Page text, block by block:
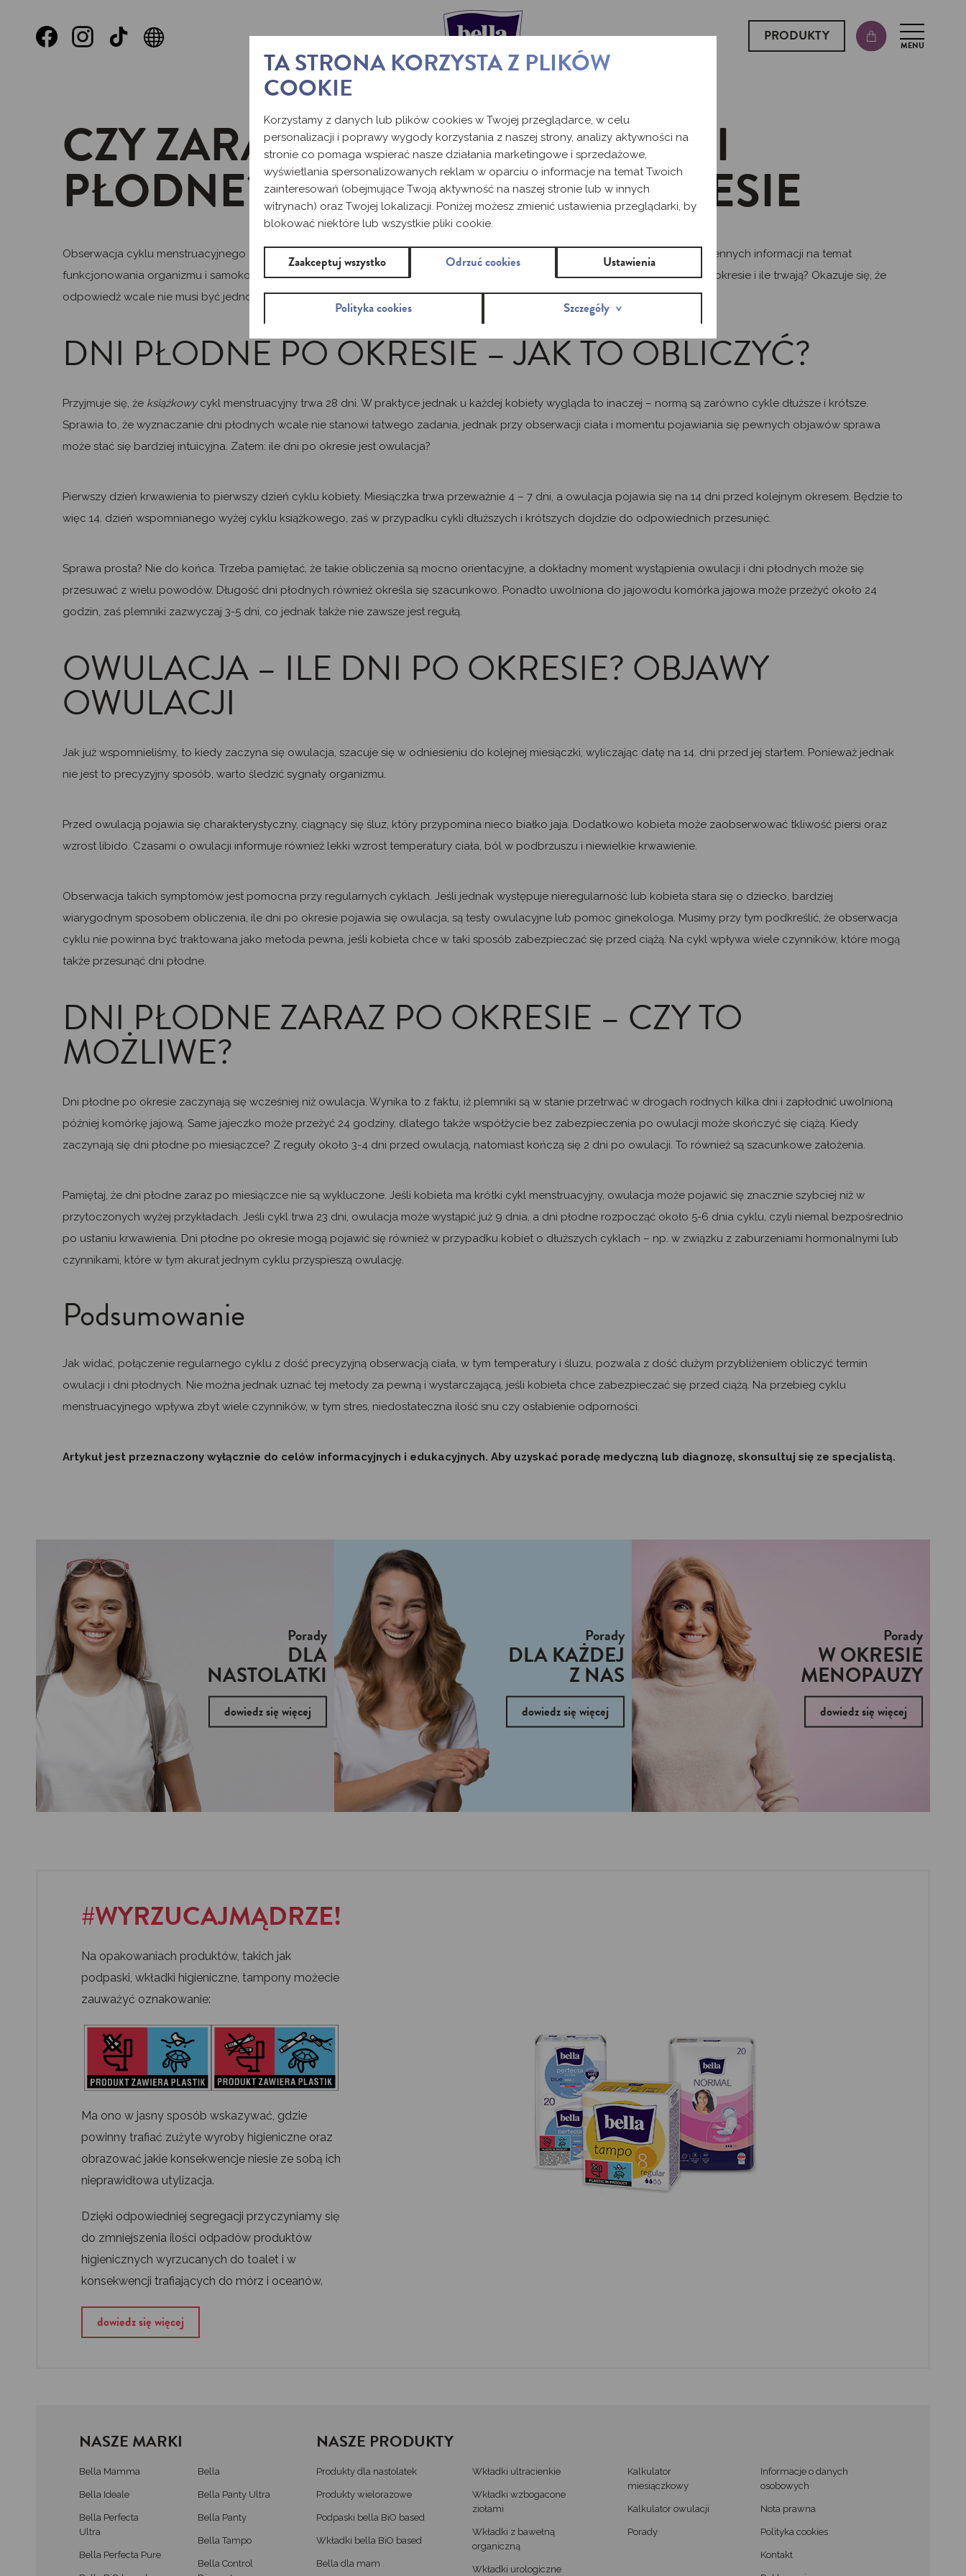
PRODUKTY
MENU
CZY ZARAZ PO OKRESIE SĄ DNI
PŁODNE? OWULACJA PO OKRESIE
Obserwacja cyklu menstruacyjnego okazuje się pomocna nie tylko przy planowaniu ciąży. Stanowi również sposób uzyskania cennych informacji na temat
funkcjonowania organizmu i samokontroli zdrowia. Jedną z kluczowych kwestii jest ustalenie, kiedy pojawiają się dni płodne po okresie i ile trwają? Okazuje się, że
odpowiedź wcale nie musi być jednoznaczna.
DNI PŁODNE PO OKRESIE – JAK TO OBLICZYĆ?
Przyjmuje się, że książkowycykl menstruacyjny trwa 28 dni. W praktyce jednak u każdej kobiety wygląda to inaczej – normą są zarówno cykle dłuższe i krótsze.
Sprawia to, że wyznaczanie dni płodnych wcale nie stanowi łatwego zadania, jednak przy obserwacji ciała i momentu pojawiania się pewnych objawów sprawa
może stać się bardziej intuicyjna. Zatem: ile dni po okresie jest owulacja?
Pierwszy dzień krwawienia to pierwszy dzień cyklu kobiety. Miesiączka trwa przeważnie 4 – 7 dni, a owulacja pojawia się na 14 dni przed kolejnym okresem. Będzie to
więc 14. dzień wspomnianego wyżej cyklu książkowego, zaś w przypadku cykli dłuższych i krótszych dojdzie do odpowiednich przesunięć.
Sprawa prosta? Nie do końca. Trzeba pamiętać, że takie obliczenia są mocno orientacyjne, a dokładny moment wystąpienia owulacji i dni płodnych może się
przesuwać z wielu powodów. Długość dni płodnych również określa się szacunkowo. Ponadto uwolniona do jajowodu komórka jajowa może przeżyć około 24
godzin, zaś plemniki zazwyczaj 3-5 dni, co jednak także nie zawsze jest regułą.
OWULACJA – ILE DNI PO OKRESIE? OBJAWY
OWULACJI
Jak już wspomnieliśmy, to kiedy zaczyna się owulacja, szacuje się w odniesieniu do kolejnej miesiączki, wyliczając datę na 14. dni przed jej startem. Ponieważ jednak
nie jest to precyzyjny sposób, warto śledzić sygnały organizmu.
Przed owulacją pojawia się charakterystyczny, ciągnący się śluz, który przypomina nieco białko jaja. Dodatkowo kobieta może zaobserwować tkliwość piersi oraz
wzrost libido. Czasami o owulacji informuje również lekki wzrost temperatury ciała, ból w podbrzuszu i niewielkie krwawienie.
Obserwacja takich symptomów jest pomocna przy regularnych cyklach. Jeśli jednak występuje nieregularność lub kobieta stara się o dziecko, bardziej
wiarygodnym sposobem obliczenia, ile dni po okresie pojawia się owulacja, są testy owulacyjne lub pomoc ginekologa. Musimy przy tym podkreślić, że obserwacja
cyklu nie powinna być traktowana jako metoda pewna, jeśli kobieta chce w taki sposób zabezpieczać się przed ciążą. Na cykl wpływa wiele czynników, które mogą
także przesunąć dni płodne.
DNI PŁODNE ZARAZ PO OKRESIE – CZY TO
MOŻLIWE?
Dni płodne po okresie zaczynają się wcześniej niż owulacja. Wynika to z faktu, iż plemniki są w stanie przetrwać w drogach rodnych kilka dni i zapłodnić uwolnioną
później komórkę jajową. Same jajeczko może przeżyć 24 godziny, dlatego także współżycie bez zabezpieczenia po owulacji może skończyć się ciążą. Kiedy
zaczynają się dni płodne po miesiączce? Z reguły około 3-4 dni przed owulacją, natomiast kończą się 2 dni po owulacji. To również są szacunkowe założenia.
Pamiętaj, że dni płodne zaraz po miesiączce nie są wykluczone. Jeśli kobieta ma krótki cykl menstruacyjny, owulacja może pojawić się znacznie szybciej niż w
przytoczonych wyżej przykładach. Jeśli cykl trwa 23 dni, owulacja może wystąpić już 9 dnia, a dni płodne rozpocząć około 5-6 dnia cyklu, czyli niemal bezpośrednio
po ustaniu krwawienia. Dni płodne po okresie mogą pojawić się również w przypadku kobiet o dłuższych cyklach – np. w związku z zaburzeniami hormonalnymi lub
czynnikami, które w tym akurat jednym cyklu przyspieszą owulację.
Podsumowanie
Jak widać, połączenie regularnego cyklu z dość precyzyjną obserwacją ciała, w tym temperatury i śluzu, pozwala z dość dużym przybliżeniem obliczyć termin
owulacji i dni płodnych. Nie można jednak uznać tej metody za pewną i wystarczającą, jeśli kobieta chce zabezpieczać się przed ciążą. Na przebieg cyklu
menstruacyjnego wpływa zbyt wiele czynników, w tym stres, niedostateczna ilość snu czy osłabienie odporności.
Artykuł jest przeznaczony wyłącznie do celów informacyjnych i edukacyjnych. Aby uzyskać poradę medyczną lub diagnozę, skonsultuj się ze specjalistą.
Porady
DLA
NASTOLATKI
dowiedz się więcej
Porady
DLA KAŻDEJ
Z NAS
dowiedz się więcej
Porady
W OKRESIE
MENOPAUZY
dowiedz się więcej
#WYRZUCAJMĄDRZE!
Na opakowaniach produktów, takich jak
podpaski, wkładki higieniczne, tampony możecie
zauważyć oznakowanie:
Ma ono w jasny sposób wskazywać, gdzie
powinny trafiać zużyte wyroby higieniczne oraz
obrazować jakie konsekwencje niesie ze sobą ich
nieprawidłowa utylizacja.
Dzięki odpowiedniej segregacji przyczyniamy się
do zmniejszenia ilości odpadów produktów
higienicznych wyrzucanych do toalet i w
konsekwencji trafiających do mórz i oceanów.
dowiedz się więcej
NASZE MARKI
Bella Mamma
Bella Ideale
Bella Perfecta
Ultra
Bella Perfecta Pure
Bella
Bella Panty Ultra
Bella Panty
Bella Tampo
Bella Control
NASZE PRODUKTY
Produkty dla nastolatek
Produkty wielorazowe
Podpaski bella BiO based
Wkładki bella BiO based
Bella dla mam
Wkładki ultracienkie
Wkładki wzbogacone
ziołami
Wkładki z bawełną
organiczną
Wkładki urologiczne
Kalkulator
miesiączkowy
Kalkulator owulacji
Porady
Informacje o danych
osobowych
Nota prawna
Polityka cookies
Kontakt
TA STRONA KORZYSTA Z PLIKÓW
COOKIE
Korzystamy z danych lub plików cookies w Twojej przeglądarce, w celu
personalizacji i poprawy wygody korzystania z naszej strony, analizy aktywności na
stronie co pomaga wspierać nasze działania marketingowe i sprzedażowe,
wyświetlania spersonalizowanych reklam w oparciu o informacje na temat Twoich
zainteresowań (obejmujące Twoją aktywność na naszej stronie lub w innych
witrynach) oraz Twojej lokalizacji. Poniżej możesz zmienić ustawienia przeglądarki, by
blokować niektóre lub wszystkie pliki cookie.
Zaakceptuj wszystko Odrzuć cookies Ustawienia
Polityka cookies Szczegóły